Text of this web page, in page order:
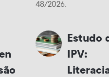
48/2026.
Estudo
IPV: